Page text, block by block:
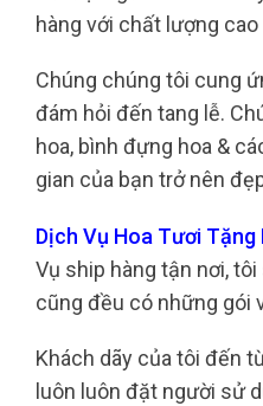
hàng với chất lượng
Chúng chúng tôi cung
đám hỏi đến tang lễ.
hoa, bình đựng hoa &
gian của bạn trở nên
Dịch Vụ Hoa Tươi Tặng
Vụ ship hàng tận nơi,
cũng đều có những gói
Khách dãy của tôi đến
luôn luôn đặt người sử